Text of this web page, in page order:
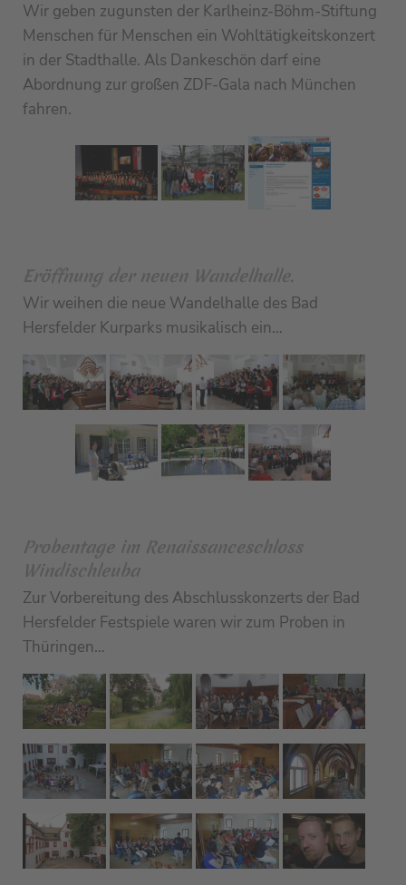
Wir geben zugunsten der Karlheinz-Böhm-Stiftung
Menschen für Menschen ein Wohltätigkeitskonzert
in der Stadthalle. Als Dankeschön darf eine
Abordnung zur großen ZDF-Gala nach München
fahren.
Eröffnung der neuen Wandelhalle.
Wir weihen die neue Wandelhalle des Bad
Hersfelder Kurparks musikalisch ein…
Probentage im Renaissanceschloss
Windischleuba
Zur Vorbereitung des Abschlusskonzerts der Bad
Hersfelder Festspiele waren wir zum Proben in
Thüringen…